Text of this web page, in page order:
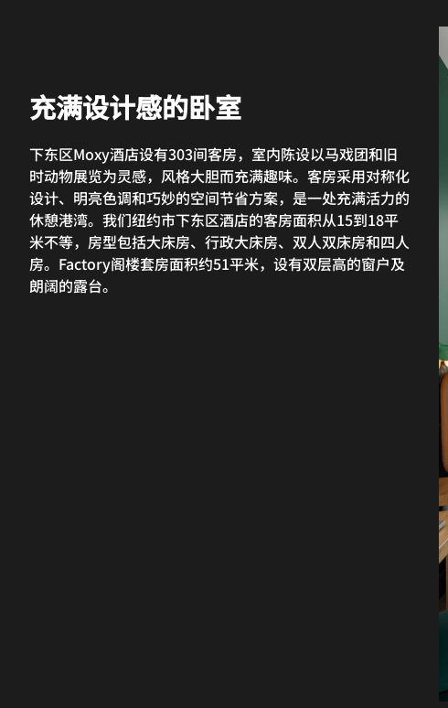
充满设计感的卧室
下东区Moxy酒店设有303间客房，室内陈设以马戏团和旧
时动物展览为灵感，风格大胆而充满趣味。客房采用对称化
设计、明亮色调和巧妙的空间节省方案，是一处充满活力的
休憩港湾。我们纽约市下东区酒店的客房面积从15到18平
米不等，房型包括大床房、行政大床房、双人双床房和四人
房。Factory阁楼套房面积约51平米，设有双层高的窗户及
朗阔的露台。